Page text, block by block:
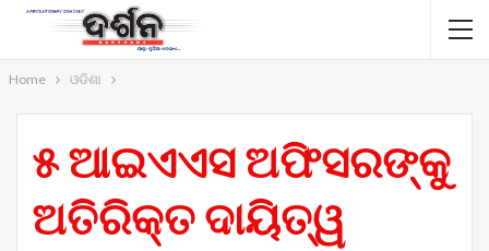
Home ଓଡିଶା
୫ ଆଇଏଏସ ଅଫିସରଙ୍କୁ
ଅତିରିକ୍ତ ଦାୟିତ୍ୱ